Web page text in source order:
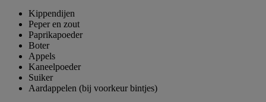
Kippendijen
Peper en zout
Paprikapoeder
Boter
Appels
Kaneelpoeder
Suiker
Aardappelen (bij voorkeur bintjes)